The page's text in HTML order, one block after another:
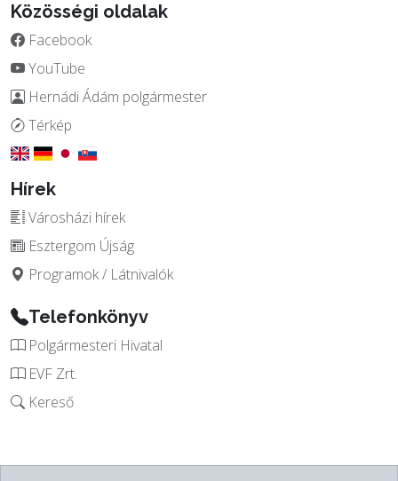
Közösségi oldalak
Facebook
YouTube
Hernádi Ádám polgármester
Térkép
Hírek
Városházi hírek
Esztergom Újság
Programok / Látnivalók
Telefonkönyv
Polgármesteri Hivatal
EVF Zrt.
Kereső